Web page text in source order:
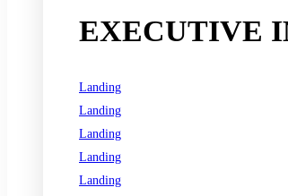
EXECUTIVE
Landing
Landing
Landing
Landing
Landing